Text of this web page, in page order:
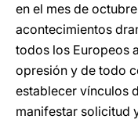
en el mes de
acontecimientos
todos los Europeos
opresión y de todo
establecer vínculos
manifestar solicitud